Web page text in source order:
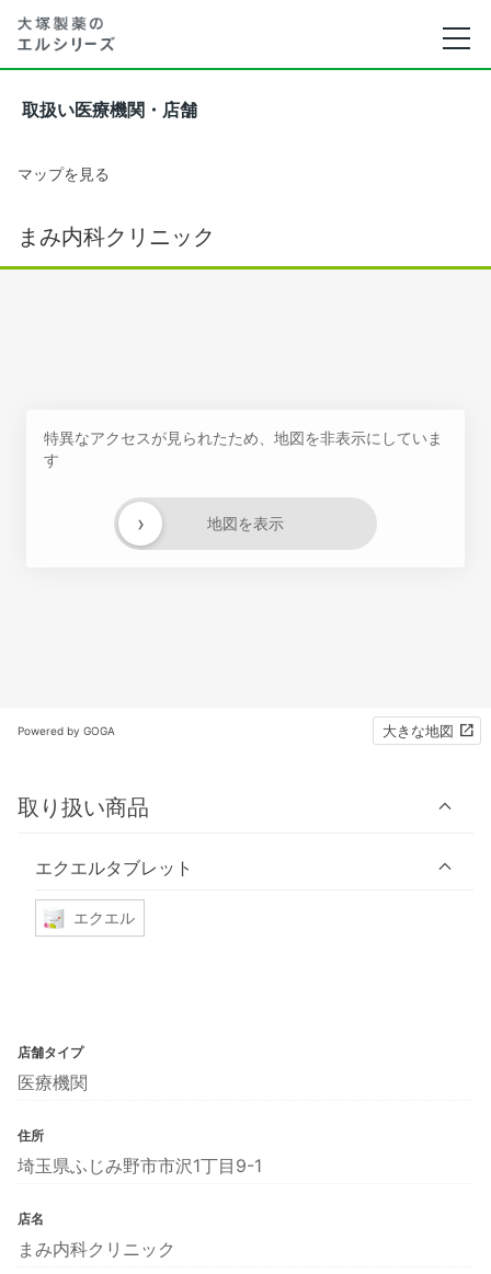
取扱い医療機関・店舗
マップを見る
まみ内科クリニック
特異なアクセスが見られたため、地図を非表示にしていま
す
地図を表示
›
Powered by GOGA 大きな地図
取り扱い商品
エクエルタブレット
エクエル
店舗タイプ
医療機関
住所
埼玉県ふじみ野市市沢1丁目9-1
店名
まみ内科クリニック